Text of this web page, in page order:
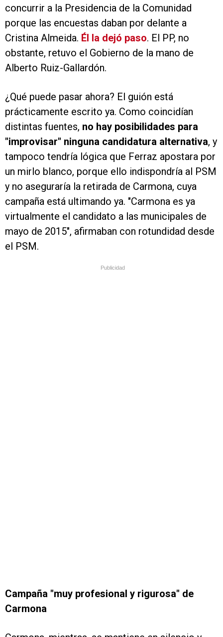
concurrir a la Presidencia de la Comunidad
porque las encuestas daban por delante a
Cristina Almeida. Él la dejó paso. El PP, no
obstante, retuvo el Gobierno de la mano de
Alberto Ruiz-Gallardón.
¿Qué puede pasar ahora? El guión está
prácticamente escrito ya. Como coincidían
distintas fuentes, no hay posibilidades para
"improvisar" ninguna candidatura alternativa, y
tampoco tendría lógica que Ferraz apostara por
un mirlo blanco, porque ello indispondría al PSM
y no aseguraría la retirada de Carmona, cuya
campaña está ultimando ya. "Carmona es ya
virtualmente el candidato a las municipales de
mayo de 2015", afirmaban con rotundidad desde
el PSM.
Publicidad
Campaña "muy profesional y rigurosa" de
Carmona